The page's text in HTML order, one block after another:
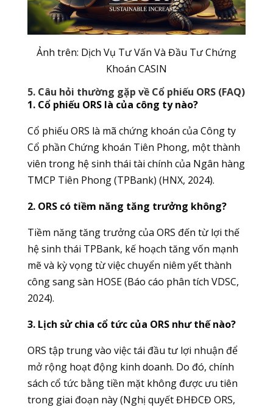
Ảnh trên: Dịch Vụ Tư Vấn Và Đầu Tư Chứng
Khoán CASIN
5. Câu hỏi thường gặp về Cổ phiếu ORS (FAQ)
1. Cổ phiếu ORS là của công ty nào?
Cổ phiếu ORS là mã chứng khoán của Công ty
Cổ phần Chứng khoán Tiên Phong, một thành
viên trong hệ sinh thái tài chính của Ngân hàng
TMCP Tiên Phong (TPBank) (HNX, 2024).
2. ORS có tiềm năng tăng trưởng không?
Tiềm năng tăng trưởng của ORS đến từ lợi thế
hệ sinh thái TPBank, kế hoạch tăng vốn mạnh
mẽ và kỳ vọng từ việc chuyển niêm yết thành
công sang sàn HOSE (Báo cáo phân tích VDSC,
2024).
3. Lịch sử chia cổ tức của ORS như thế nào?
ORS tập trung vào việc tái đầu tư lợi nhuận để
mở rộng hoạt động kinh doanh. Do đó, chính
sách cổ tức bằng tiền mặt không được ưu tiên
trong giai đoạn này (Nghị quyết ĐHĐCĐ ORS,